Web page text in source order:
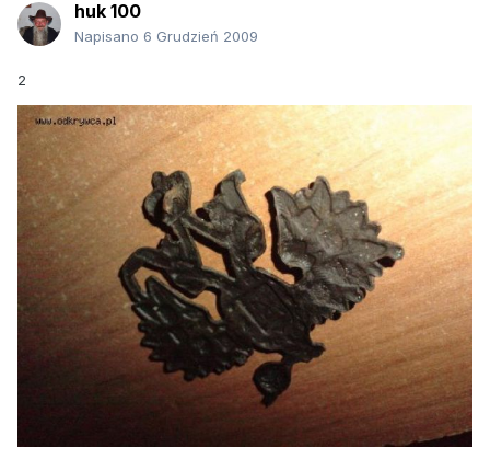
huk 100
Napisano 6 Grudzień 2009
2